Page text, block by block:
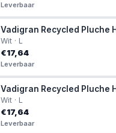
Leverbaar
Vadigran Recycled Pluche
Wit · L
€17,64
Leverbaar
Vadigran Recycled Pluche
Wit · L
€17,64
Leverbaar